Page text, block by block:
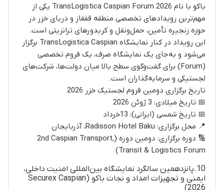
باکو با نام TransLogistica Caspian Forum 2026 یکی از
مهم‌ترین رویدادهای تخصصی منطقه قفقاز و دریای خزر در
حوزه زنجیره تأمین، حمل‌ونقل و کریدورهای ترانزیتی است.
این رویداد در کنار نمایشگاه TransLogistica Caspian برگزار
می‌شود و به‌جای یک نمایشگاه صرف، یک فروم تخصصی
(Forum) برای گفت‌وگوی سطح بالا میان دولت‌ها، شرکت‌های
لجستیکی و سرمایه‌گذاران است.
تاریخ برگزاری دومین فروم لجستیک خزر 2026
📅 تاریخ میلادی: 3 ژوئن 2026
📅 تاریخ شمسی (ایرانی): 13خرداد
📍 محل برگزاری: Radisson Hotel Baku، آذربایجان
🔢 دوره برگزاری: دومین دوره (2nd Caspian Transport,
Transit & Logistics Forum)
10.پانزدهمین سالگرد نمایشگاه بین‌المللی امنیت داخلی،
ایمنی و تجهیزات امداد و نجات باکو (Securex Caspian
2026)